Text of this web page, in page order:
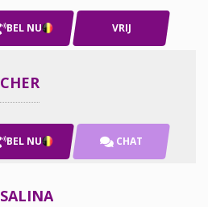
BEL NU VRIJ
CHER
BEL NU CHAT
SALINA